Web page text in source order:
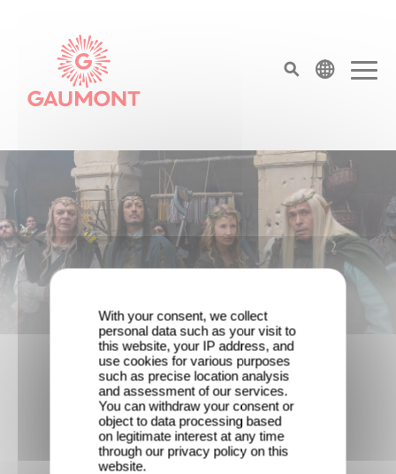
top menu
Homepage
Game Master : Éric Judor’s new
comedy
With your consent, we collect
personal data such as your visit to
this website, your IP address, and
use cookies for various purposes
such as precise location analysis
and assessment of our services.
You can withdraw your consent or
object to data processing based
on legitimate interest at any time
through our privacy policy on this
website.